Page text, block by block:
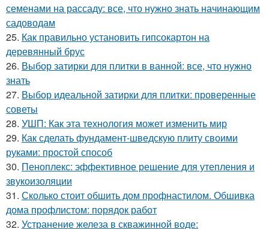
семенами на рассаду: все, что нужно знать начинающим
садоводам
25. Как правильно установить гипсокартон на
деревянный брус
26. Выбор затирки для плитки в ванной: все, что нужно
знать
27. Выбор идеальной затирки для плитки: проверенные
советы
28. УШП: Как эта технология может изменить мир
29. Как сделать фундамент-шведскую плиту своими
руками: простой способ
30. Пеноплекс: эффективное решение для утепления и
звукоизоляции
31. Сколько стоит обшить дом профнастилом. Обшивка
дома профлистом: порядок работ
32. Устранение железа в скважинной воде: